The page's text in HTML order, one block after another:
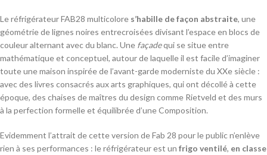
Le réfrigérateur FAB28 multicolore s’habille de façon abstraite, une
géométrie de lignes noires entrecroisées divisant l’espace en blocs de
couleur alternant avec du blanc. Une façadequi se situe entre
mathématique et conceptuel, autour de laquelle il est facile d’imaginer
toute une maison inspirée de l’avant-garde moderniste du XXe siècle :
avec des livres consacrés aux arts graphiques, qui ont décollé à cette
époque, des chaises de maîtres du design comme Rietveld et des murs
à la perfection formelle et équilibrée d’une Composition.
Evidemment l’attrait de cette version de Fab 28 pour le public n’enlève
rien à ses performances : le réfrigérateur est un frigo ventilé, en classe